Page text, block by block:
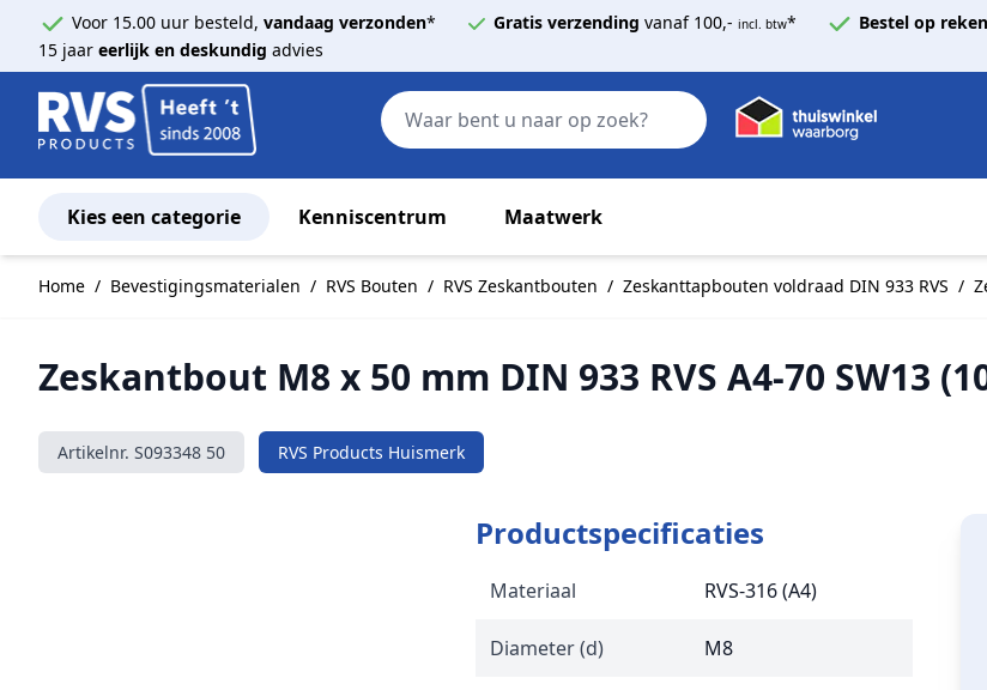
Voor 15.00 uur besteld, vandaag verzonden* Gratis verzending vanaf 100,- incl. btw* Bestel op
15 jaar eerlijk en deskundig advies
Zoek
Kies een categorie Kenniscentrum Maatwerk
Home / Bevestigingsmaterialen / RVS Bouten / RVS Zeskantbouten / Zeskanttapbouten voldraad DIN 933 RVS /
Zeskantbout M8 x 50 mm DIN 933 RVS A4-70 SW13
Artikelnr. S093348 50 RVS Products Huismerk
Productspecificaties
Materiaal RVS-316 (A4)
Diameter (d) M8